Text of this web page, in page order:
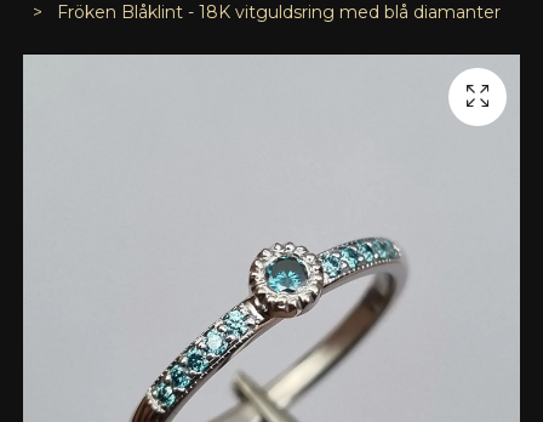
Fröken Blåklint - 18K vitguldsring med blå diamanter